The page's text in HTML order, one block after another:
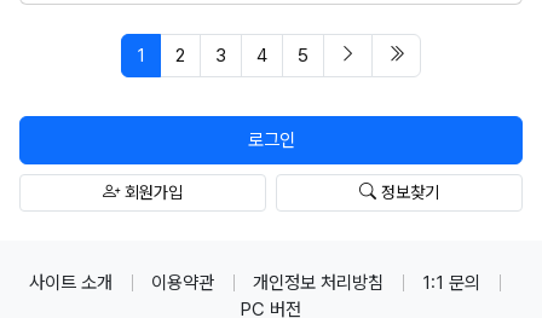
1 페이지 현재
2 3 4 5 다음 페이지
로그인
회원가입 정보찾기
사이트 소개 이용약관 개인정보 처리방침
1:1 문의
PC 버전